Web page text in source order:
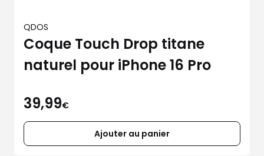
QDOS
Coque Touch Drop titane
naturel pour iPhone 16 Pro
39,99€
Ajouter au panier